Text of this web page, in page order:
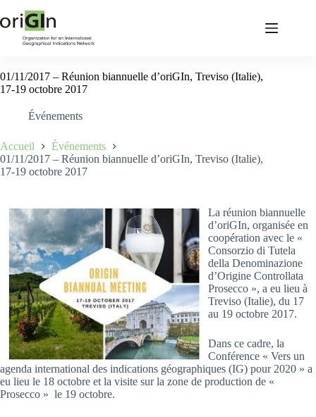
01/11/2017 – Réunion biannuelle d’oriGIn, Treviso (Italie),
17-19 octobre 2017
Événements
Accueil
Événements
01/11/2017 – Réunion biannuelle d’oriGIn, Treviso (Italie),
17-19 octobre 2017
La réunion biannuelle
d’oriGIn, organisée en
coopération avec le «
Consorzio di Tutela
della Denominazione
d’Origine Controllata
Prosecco », a eu lieu à
Treviso (Italie), du 17
au 19 octobre 2017.
Dans ce cadre, la
Conférence « Vers un
agenda international des indications géographiques (IG) pour 2020 » a
eu lieu le 18 octobre et la visite sur la zone de production de «
Prosecco » le 19 octobre.